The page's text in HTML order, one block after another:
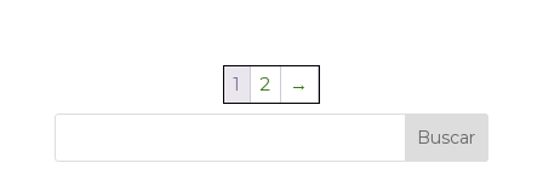
1 2 →
Buscar